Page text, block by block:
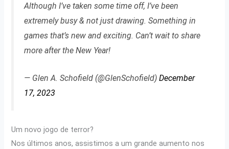
Although I’ve taken some time off, I’ve been
extremely busy & not just drawing. Something in
games that’s new and exciting. Can’t wait to share
more after the New Year!
— Glen A. Schofield (@GlenSchofield)December
17, 2023
Um novo jogo de terror?
Nos últimos anos, assistimos a um grande aumento nos